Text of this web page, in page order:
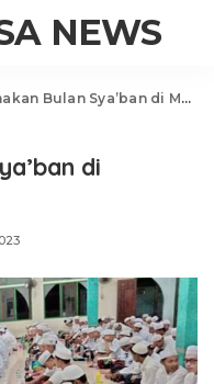
NEWS
Bulan Sya’ban di Manicsa
di